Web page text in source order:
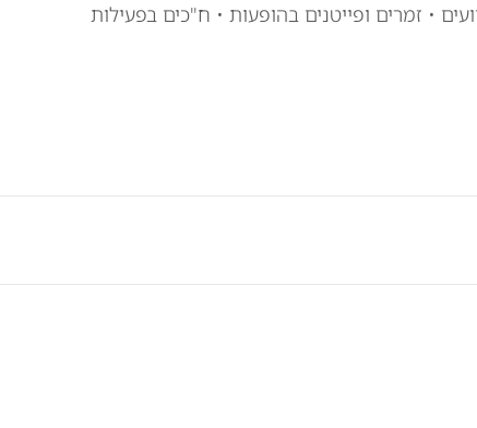
• זמרים ופייטנים בהופעות • ח"כים בפעילות